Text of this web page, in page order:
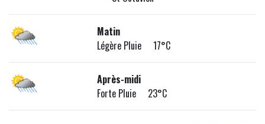
Matin
Légère Pluie 17°C
Après-midi
Forte Pluie 23°C